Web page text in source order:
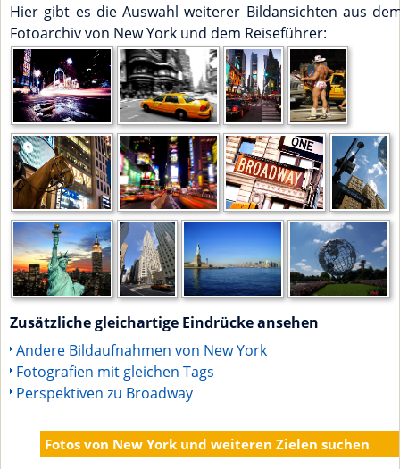
Hier gibt es die Auswahl weiterer Bildansichten aus
Fotoarchiv von New York und dem Reiseführer:
Zusätzliche gleichartige Eindrücke ansehen
Andere Bildaufnahmen von New York
Fotografien mit gleichen Tags
Perspektiven zu Broadway
Fotos von New York und weiteren Zielen suchen